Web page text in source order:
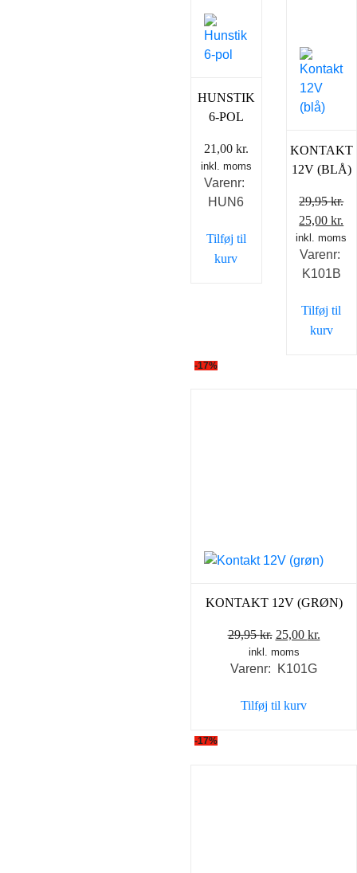
HUNSTIK
6-POL
21,00 kr.
inkl. moms
Varenr:
HUN6
Tilføj til
kurv
KONTAKT
12V (BLÅ)
29,95kr.
Den
pris
var:
25,00kr.
inkl. moms
Varenr:
K101B
Tilføj til
kurv
-17%
KONTAKT 12V (GRØN)
29,95kr. Den
oprindelige
pris
29,95 kr..
25,00 kr.Den
inkl. moms
Varenr: K101G
Tilføj til kurv
-17%